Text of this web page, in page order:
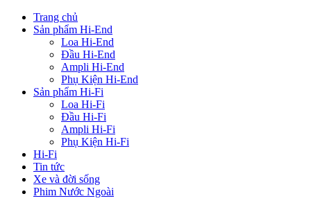
Trang chủ
Sản phẩm Hi-End
Loa Hi-End
Đầu Hi-End
Ampli Hi-End
Phụ Kiện Hi-End
Sản phẩm Hi-Fi
Loa Hi-Fi
Đầu Hi-Fi
Ampli Hi-Fi
Phụ Kiện Hi-Fi
Hi-Fi
Tin tức
Xe và đời sống
Phim Nước Ngoài